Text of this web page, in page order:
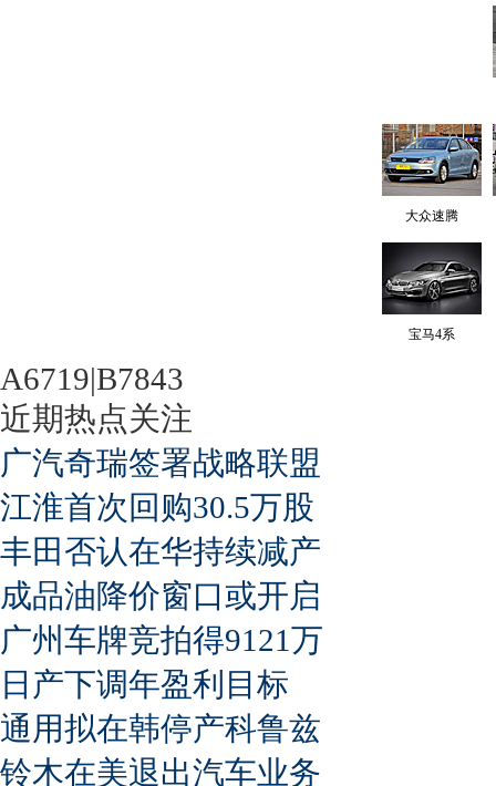
大众速腾
宝马4系
A6719|B7843
近期热点关注
广汽奇瑞签署战略联盟
江淮首次回购30.5万股
丰田否认在华持续减产
成品油降价窗口或开启
广州车牌竞拍得9121万
日产下调年盈利目标
通用拟在韩停产科鲁兹
铃木在美退出汽车业务